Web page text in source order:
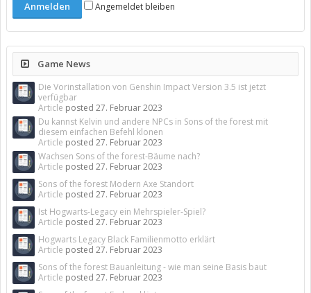
Angemeldet bleiben
Game News
Die Vorinstallation von Genshin Impact Version 3.5 ist jetzt
verfügbar
Article posted 27. Februar 2023
Du kannst Kelvin und andere NPCs in Sons of the forest mit
diesem einfachen Befehl klonen
Article posted 27. Februar 2023
Wachsen Sons of the forest-Bäume nach?
Article posted 27. Februar 2023
Sons of the forest Modern Axe Standort
Article posted 27. Februar 2023
Ist Hogwarts-Legacy ein Mehrspieler-Spiel?
Article posted 27. Februar 2023
Hogwarts Legacy Black Familienmotto erklärt
Article posted 27. Februar 2023
Sons of the forest Bauanleitung - wie man seine Basis baut
Article posted 27. Februar 2023